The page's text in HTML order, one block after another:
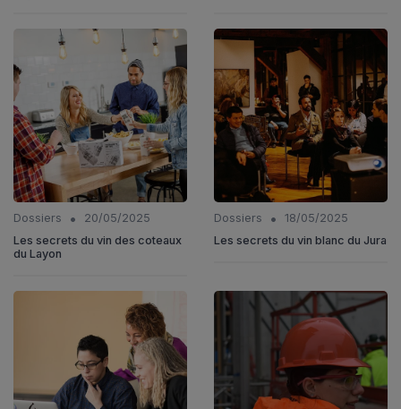
Dossiers •
20/05/2025
Les secrets du vin des coteaux
du Layon
Dossiers •
18/05/2025
Les secrets du vin blanc du Jura